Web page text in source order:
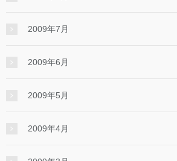
2009年7月
2009年6月
2009年5月
2009年4月